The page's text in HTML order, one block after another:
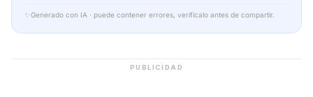
✨ Generado con IA · puede contener errores, verifícalo antes de compartir.
PUBLICIDAD